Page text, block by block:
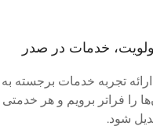
خدمات در صدر
ارائه تجربه خدمات برجسته
را فراتر برویم و هر
شود.